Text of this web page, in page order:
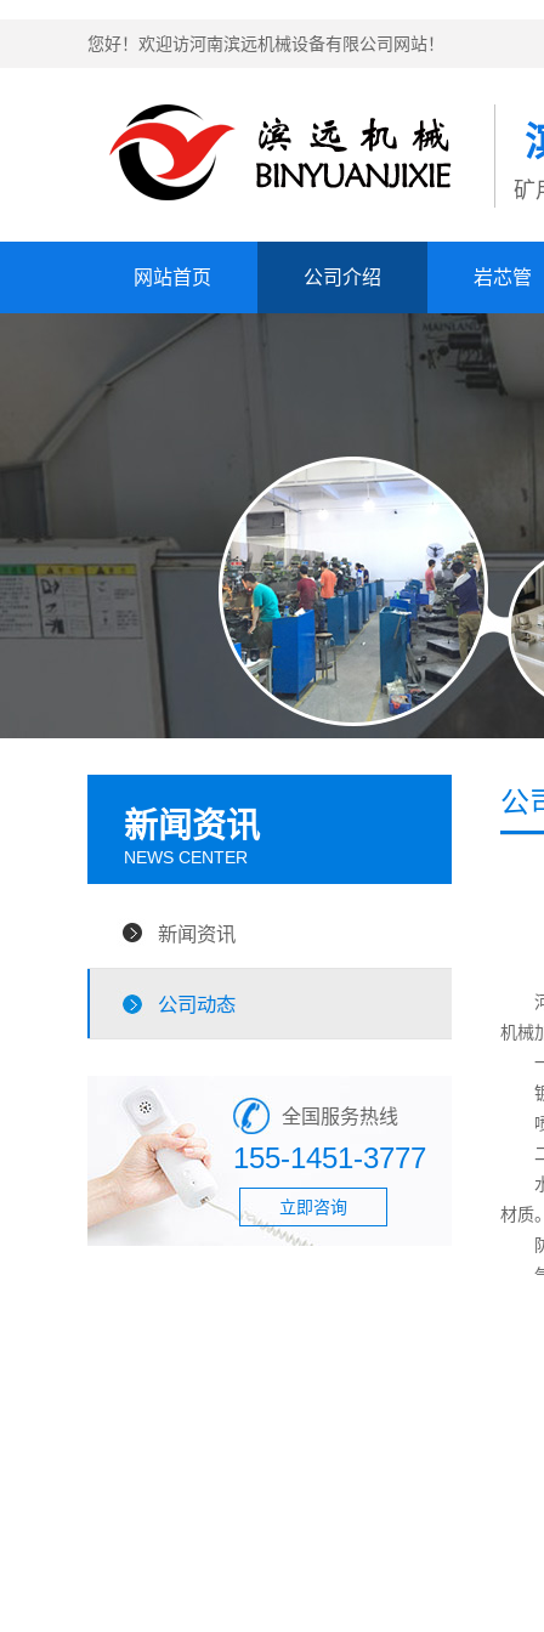
您好！欢迎访河南滨远机械设备有限公司网站！
矿
网站首页 公司介绍 岩芯管
新闻资讯
NEWS CENTER
新闻资讯
公司动态
全国服务热线
155-1451-3777
立即咨询
公
河
机械
一
镀
喷
二
水
材质。
防
气